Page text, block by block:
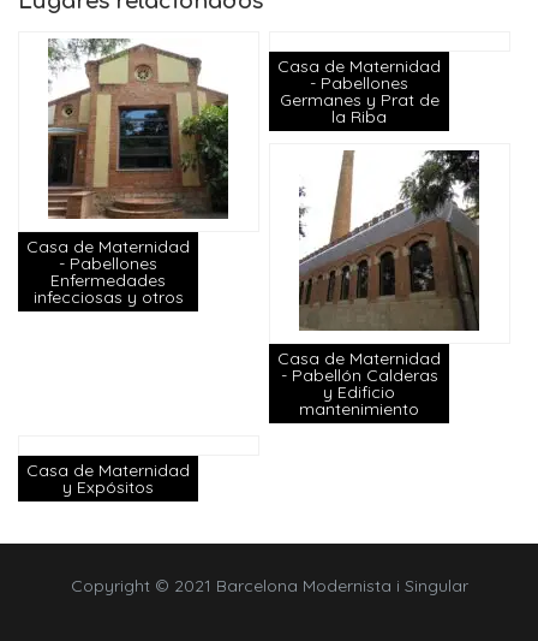
Casa de Maternidad
- Pabellones
Enfermedades
infecciosas y otros
Casa de Maternidad
- Pabellones
Germanes y Prat de
la Riba
Casa de Maternidad
- Pabellón Calderas
y Edificio
mantenimiento
Casa de Maternidad
y Expósitos
Copyright © 2021 Barcelona Modernista i Singular